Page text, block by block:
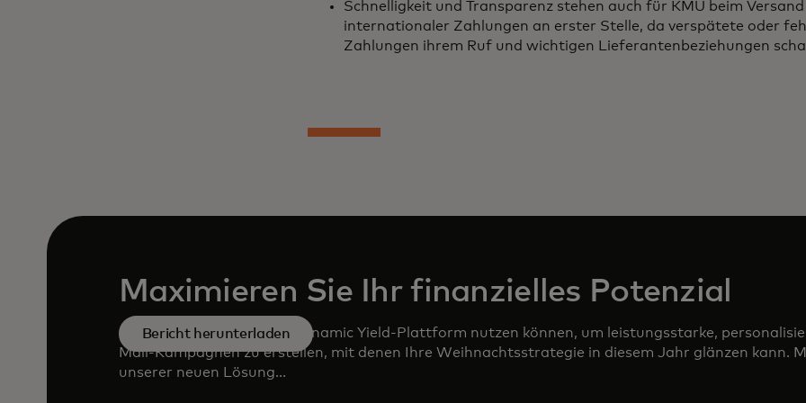
Schnelligkeit und Transparenz stehen auch für KMU beim Versand
internationaler Zahlungen an erster Stelle, da verspätete oder
Zahlungen ihrem Ruf und wichtigen Lieferantenbeziehungen
Maximieren Sie Ihr finanzielles Potenzial
Erfahren Sie, wie Sie die Dynamic Yield-Plattform nutzen können, um leistungsstarke,
Mail-Kampagnen zu erstellen, mit denen Ihre Weihnachtsstrategie in diesem Jahr glänzen kann.
unserer neuen Lösung...
Bericht herunterladen